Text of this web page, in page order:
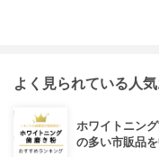
よく見られている人
ホワイトニン
の多い市販品